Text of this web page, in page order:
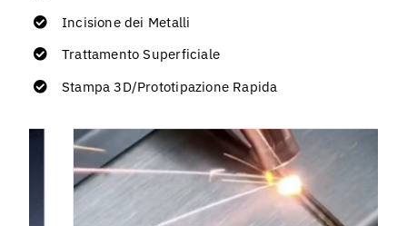
Incisione dei Metalli
Trattamento Superficiale
Stampa 3D/Prototipazione Rapida